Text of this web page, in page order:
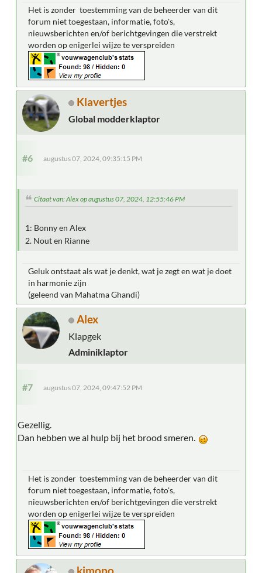
Het is zonder toestemming van de beheerder van dit
forum niet toegestaan, informatie, foto's,
nieuwsberichten en/of berichtgevingen die verstrekt
worden op enigerlei wijze te verspreiden
Klavertjes
Global modderklaptor
#6 augustus 07, 2024, 09:35:15 PM
Citaat van: Alex op augustus 07, 2024, 12:55:46 PM
1: Bonny en Alex
2. Nout en Rianne
Geluk ontstaat als wat je denkt, wat je zegt en wat je doet
in harmonie zijn
(geleend van Mahatma Ghandi)
Alex
Klapgek
Adminiklaptor
#7 augustus 07, 2024, 09:47:52 PM
Gezellig.
Dan hebben we al hulp bij het brood smeren.
Het is zonder toestemming van de beheerder van dit
forum niet toegestaan, informatie, foto's,
nieuwsberichten en/of berichtgevingen die verstrekt
worden op enigerlei wijze te verspreiden